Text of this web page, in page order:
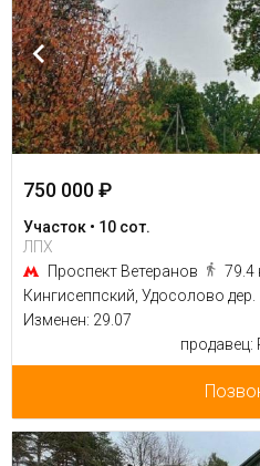
750 000 ₽
Участок • 10 сот.
ЛПХ
Проспект Ветеранов
79.4
Кингисеппский, Удосолово дер.
Изменен: 29.07